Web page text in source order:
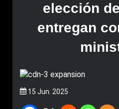
elección
entregan
15 Jun. 2025